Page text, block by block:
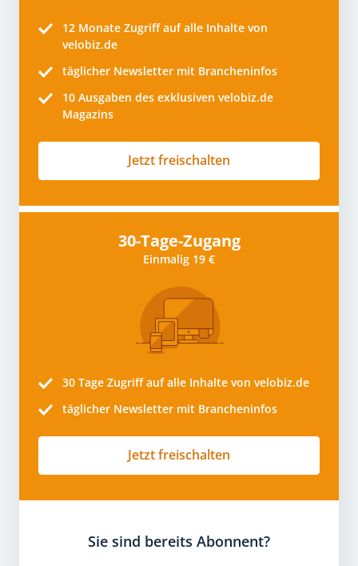
12 Monate Zugriff auf alle Inhalte von
velobiz.de
täglicher Newsletter mit Brancheninfos
10 Ausgaben des exklusiven velobiz.de
Magazins
Jetzt freischalten
30-Tage-Zugang
Einmalig 19 €
30 Tage Zugriff auf alle Inhalte von velobiz.de
täglicher Newsletter mit Brancheninfos
Jetzt freischalten
Sie sind bereits Abonnent?